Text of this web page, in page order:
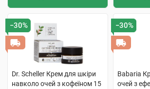
−30%
Dr. Scheller Крем для шкіри
навколо очей з кофеїном 15
−30%
Babaria
очей з